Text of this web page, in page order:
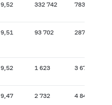
9,52 332 742 783 774
9,51 93 702 287 517
9,52 1 623 3 672
9,47 2 732 4 846